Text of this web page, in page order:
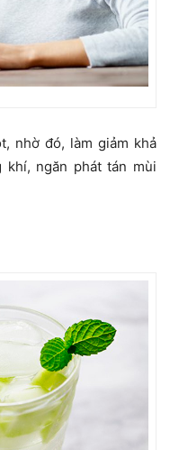
nhờ đó, làm giảm khả
ngăn phát tán mùi